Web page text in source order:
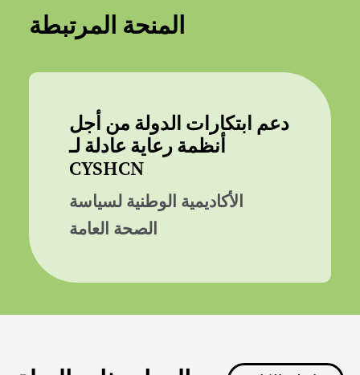
المنحة المرتبطة
دعم ابتكارات الدولة من أجل
أنظمة رعاية عادلة لـ
CYSHCN
الأكاديمية الوطنية لسياسة
الصحة العامة